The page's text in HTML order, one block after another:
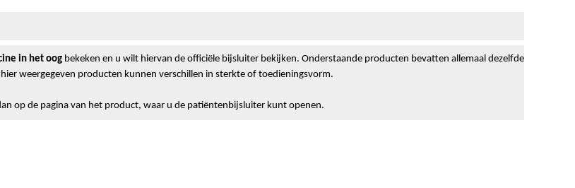
in het oog bekeken en u wilt hiervan de officiële bijsluiter bekijken. Onderstaande producten bevatten allemaal dezelfde
weergegeven producten kunnen verschillen in sterkte of toedieningsvorm.
op de pagina van het product, waar u de patiëntenbijsluiter kunt openen.